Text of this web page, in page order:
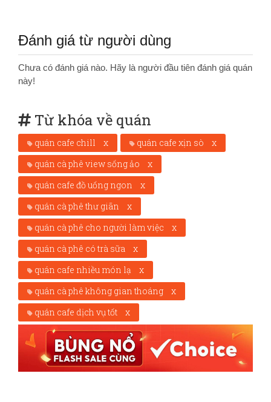
Đánh giá từ người dùng
Chưa có đánh giá nào. Hãy là người đầu tiên đánh giá quán
này!
Từ khóa về quán
quán cafe chill x quán cafe xịn sò
x
quán cà phê view sống ảo
x
quán cafe đồ uống ngon
x
quán cà phê thư giãn
x
quán cà phê cho người làm việc
x
quán cà phê có trà sữa
x
quán cafe nhiều món lạ
x
quán cà phê không gian thoáng
x
quán cafe dịch vụ tốt
x